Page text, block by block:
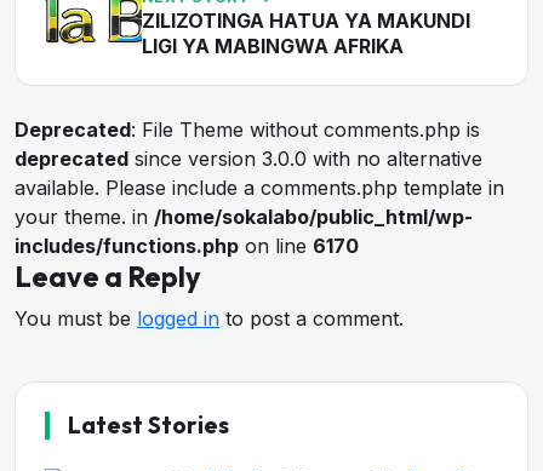
ZILIZOTINGA HATUA YA MAKUNDI
LIGI YA MABINGWA AFRIKA
Deprecated: File Theme without comments.php is
deprecated since version 3.0.0 with no alternative
available. Please include a comments.php template in
your theme. in /home/sokalabo/public_html/wp-
includes/functions.php on line 6170
Leave a Reply
You must be logged in to post a comment.
Latest Stories